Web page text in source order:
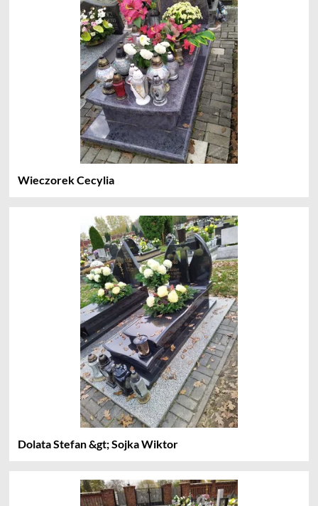
Wieczorek Cecylia
Dolata Stefan &gt; Sojka Wiktor